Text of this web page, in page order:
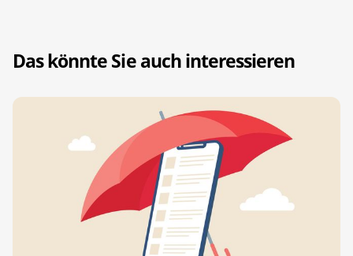
Das könnte Sie auch interessieren